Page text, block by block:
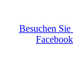
Besuchen